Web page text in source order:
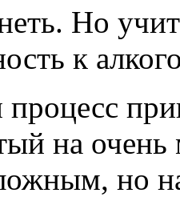
Но
к
на
но